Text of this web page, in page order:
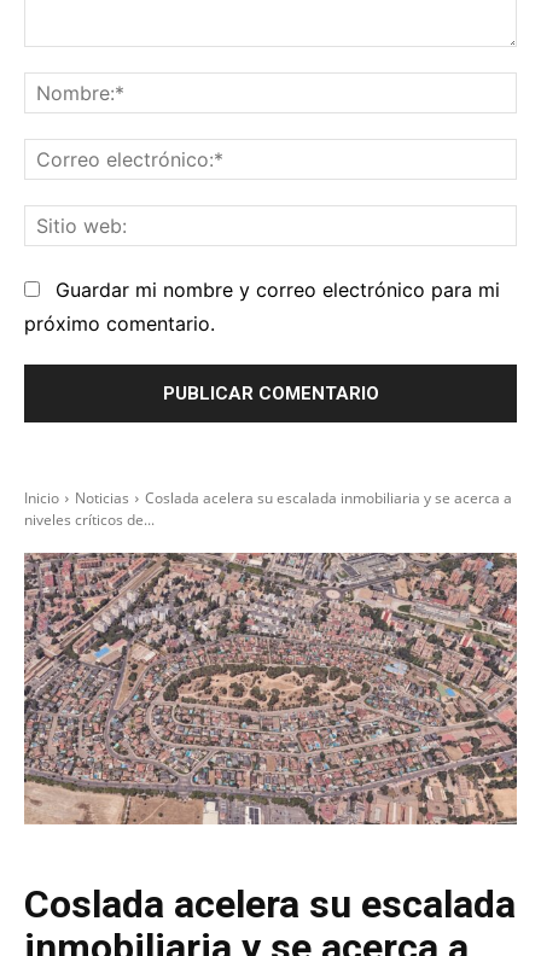
Guardar mi nombre y correo electrónico para mi
próximo comentario.